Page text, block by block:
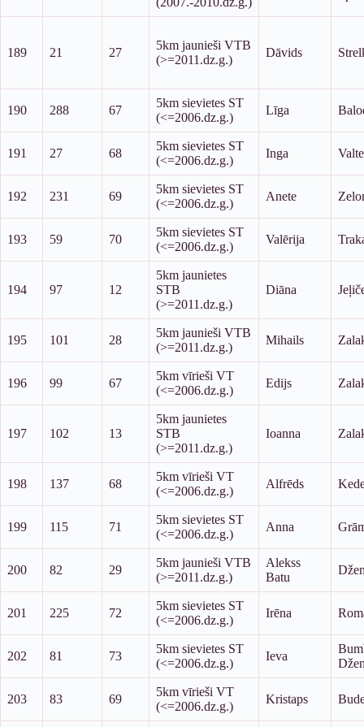
189 21 27
5km jaunieši VTB
(>=2011.dz.g.)
Dāvids
190 288 67
5km sievietes ST
(<=2006.dz.g.)
Līga
191 27 68
5km sievietes ST
(<=2006.dz.g.)
Inga
192 231 69
5km sievietes ST
(<=2006.dz.g.)
Anete
193 59 70
5km sievietes ST
(<=2006.dz.g.)
Valērija
194 97 12
5km jaunietes
STB
(>=2011.dz.g.)
Diāna
195 101 28
5km jaunieši VTB
(>=2011.dz.g.)
Mihails
196 99 67
5km vīrieši VT
(<=2006.dz.g.)
Edijs
197 102 13
5km jaunietes
STB
(>=2011.dz.g.)
Ioanna
198 137 68
5km vīrieši VT
(<=2006.dz.g.)
Alfrēds
199 115 71
5km sievietes ST
(<=2006.dz.g.)
Anna
200 82 29
5km jaunieši VTB
(>=2011.dz.g.)
Alekss
Batu
201 225 72
5km sievietes ST
(<=2006.dz.g.)
Irēna
202 81 73
5km sievietes ST
(<=2006.dz.g.)
Ieva
203 83 69
5km vīrieši VT
(<=2006.dz.g.)
Kristaps